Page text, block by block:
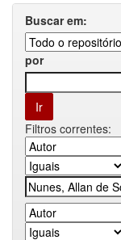
Buscar em:
por
Filtros correntes: